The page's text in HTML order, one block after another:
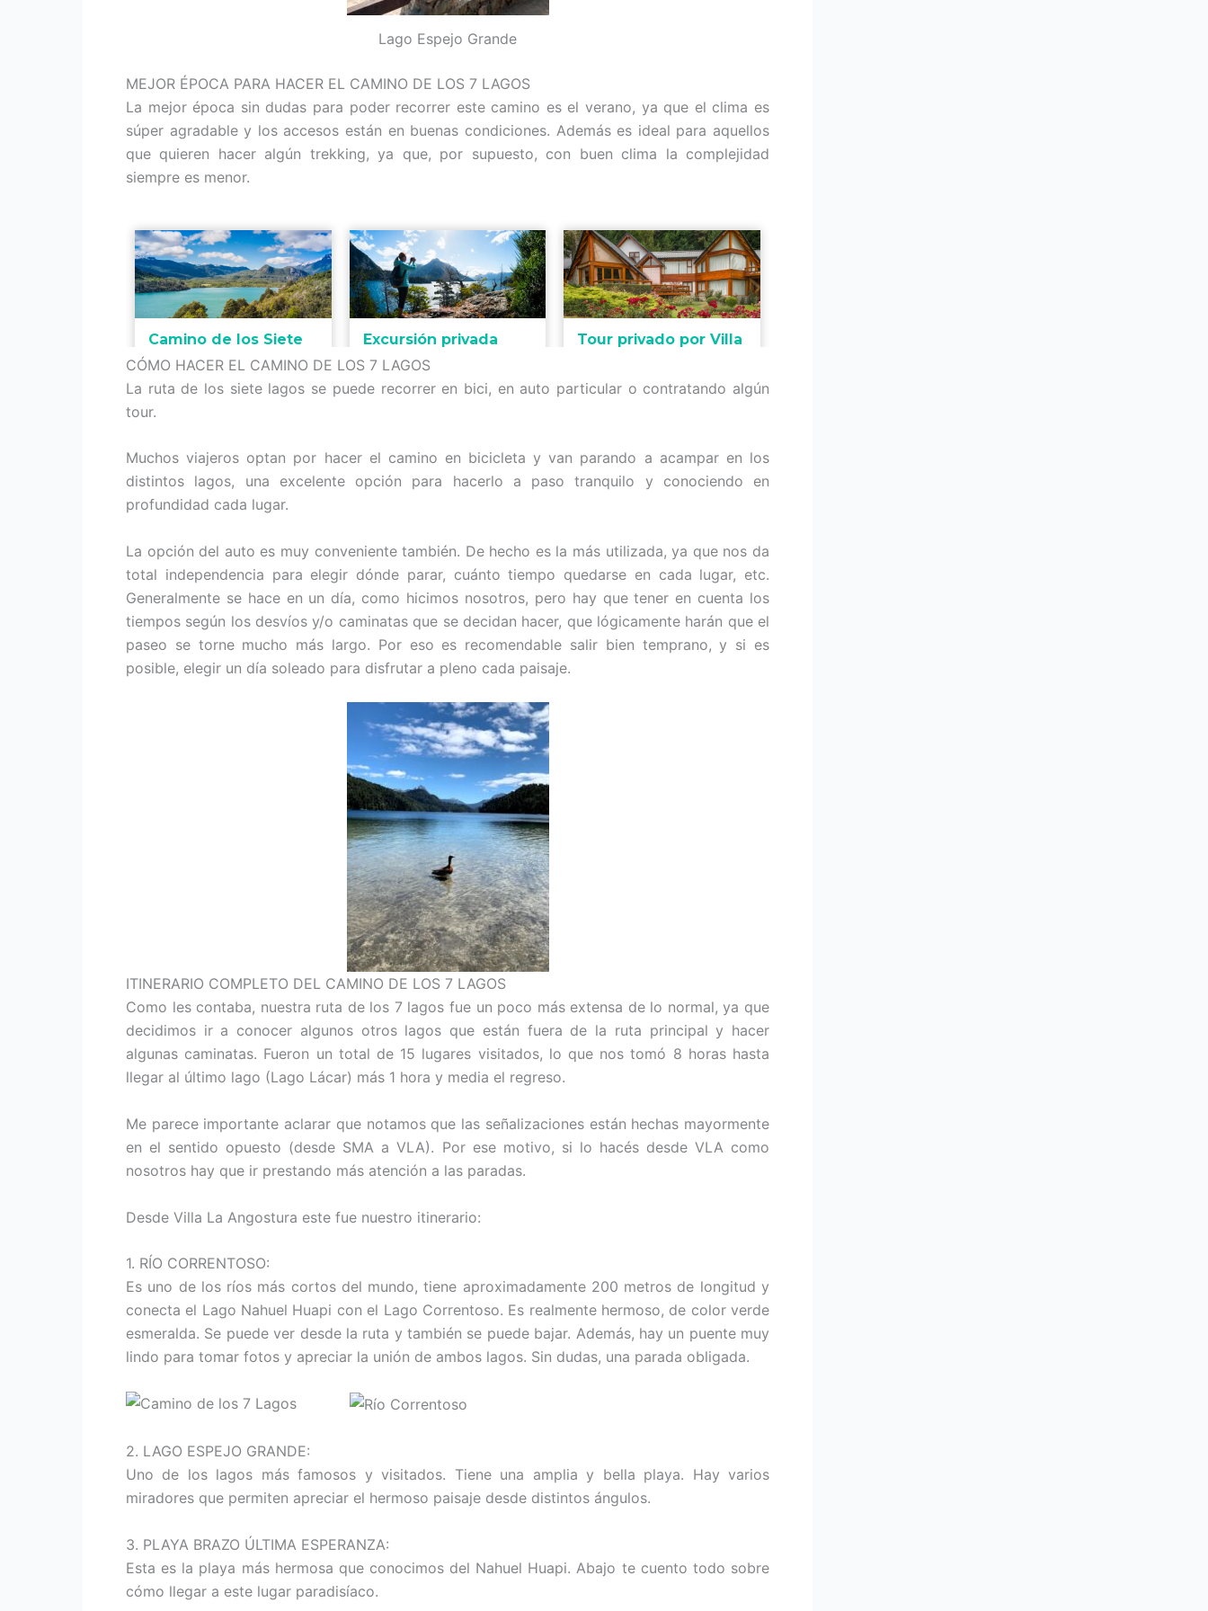
Lago Espejo Grande
MEJOR ÉPOCA PARA HACER EL CAMINO DE LOS 7 LAGOS
La mejor época sin dudas para poder recorrer este camino es el verano, ya que el clima es
súper agradable y los accesos están en buenas condiciones. Además es ideal para aquellos
que quieren hacer algún trekking, ya que, por supuesto, con buen clima la complejidad
siempre es menor.
CÓMO HACER EL CAMINO DE LOS 7 LAGOS
La ruta de los siete lagos se puede recorrer en bici, en auto particular o contratando algún
tour.
Muchos viajeros optan por hacer el camino en bicicleta y van parando a acampar en los
distintos lagos, una excelente opción para hacerlo a paso tranquilo y conociendo en
profundidad cada lugar.
La opción del auto es muy conveniente también. De hecho es la más utilizada, ya que nos da
total independencia para elegir dónde parar, cuánto tiempo quedarse en cada lugar, etc.
Generalmente se hace en un día, como hicimos nosotros, pero hay que tener en cuenta los
tiempos según los desvíos y/o caminatas que se decidan hacer, que lógicamente harán que el
paseo se torne mucho más largo. Por eso es recomendable salir bien temprano, y si es
posible, elegir un día soleado para disfrutar a pleno cada paisaje.
ITINERARIO COMPLETO DEL CAMINO DE LOS 7 LAGOS
Como les contaba, nuestra ruta de los 7 lagos fue un poco más extensa de lo normal, ya que
decidimos ir a conocer algunos otros lagos que están fuera de la ruta principal y hacer
algunas caminatas. Fueron un total de 15 lugares visitados, lo que nos tomó 8 horas hasta
llegar al último lago (Lago Lácar) más 1 hora y media el regreso.
Me parece importante aclarar que notamos que las señalizaciones están hechas mayormente
en el sentido opuesto (desde SMA a VLA). Por ese motivo, si lo hacés desde VLA como
nosotros hay que ir prestando más atención a las paradas.
Desde Villa La Angostura este fue nuestro itinerario:
1. RÍO CORRENTOSO:
Es uno de los ríos más cortos del mundo, tiene aproximadamente 200 metros de longitud y
conecta el Lago Nahuel Huapi con el Lago Correntoso. Es realmente hermoso, de color verde
esmeralda. Se puede ver desde la ruta y también se puede bajar. Además, hay un puente muy
lindo para tomar fotos y apreciar la unión de ambos lagos. Sin dudas, una parada obligada.
2. LAGO ESPEJO GRANDE:
Uno de los lagos más famosos y visitados. Tiene una amplia y bella playa. Hay varios
miradores que permiten apreciar el hermoso paisaje desde distintos ángulos.
3. PLAYA BRAZO ÚLTIMA ESPERANZA:
Esta es la playa más hermosa que conocimos del Nahuel Huapi. Abajo te cuento todo sobre
cómo llegar a este lugar paradisíaco.